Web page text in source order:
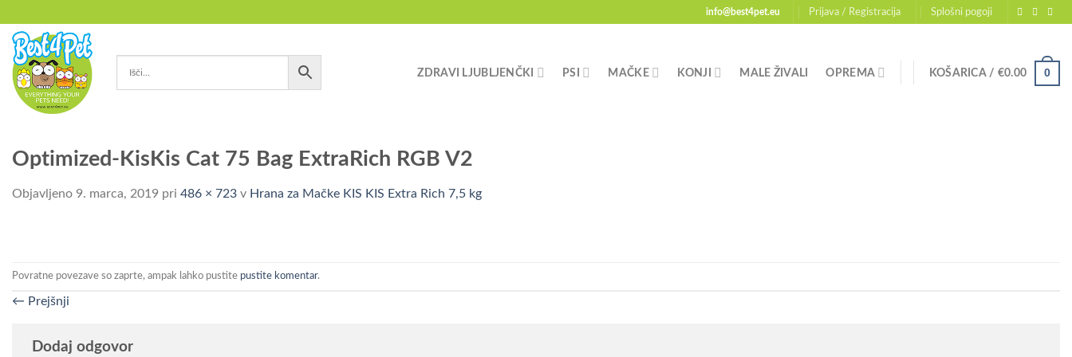
vsebino
info@best4pet.eu Prijava / Registracija Splošni pogoji
ZDRAVI LJUBLJENČKI PSI MAČKE KONJI MALE ŽIVALI OPREMA KOŠARICA / €0.00 0
Optimized-KisKis Cat 75 Bag ExtraRich RGB V2
Objavljeno 9. marca, 2019 pri 486 × 723 v Hrana za Mačke KIS KIS Extra Rich 7,5 kg
Povratne povezave so zaprte, ampak lahko pustite pustite komentar.
← Prejšnji
Dodaj odgovor